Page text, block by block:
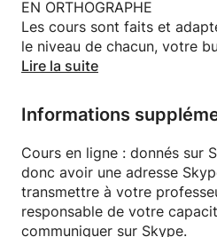
EN ORTHOGRAPHE
Les cours sont faits et
le niveau de chacun, votre
Les cours par webcam sont
ONE TO ONE courses :
according to your goals and
Language test to focus on
The courses by webcam are
students who wish to learn
from France and wish to
native.
Lire la suite
Informations
Cours en ligne : donnés sur
donc avoir une adresse
transmettre à votre professeur.
responsable de votre
communiquer sur Skype.